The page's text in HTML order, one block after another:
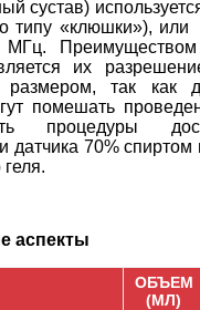
сустав)
типу «клюшки»), или
МГц.
их
так как
помешать
процедуры
датчика 70%
аспекты
ОБЪЕМ
(МЛ)